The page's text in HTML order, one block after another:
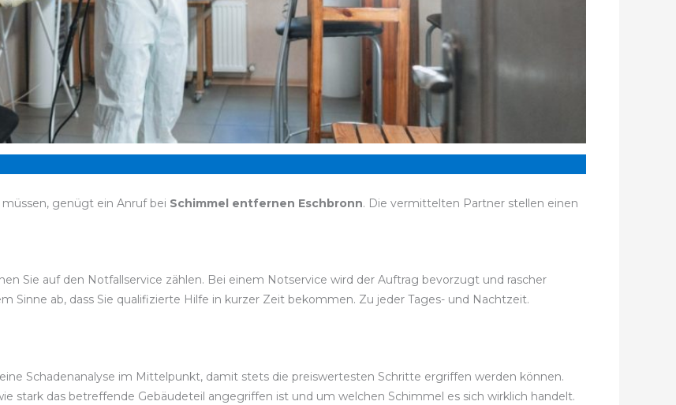
genügt ein Anruf bei Schimmel entfernen Eschbronn. Die vermittelten Partner stellen einen
Sie auf den Notfallservice zählen. Bei einem Notservice wird der Auftrag bevorzugt und rascher
Sinne ab, dass Sie qualifizierte Hilfe in kurzer Zeit bekommen. Zu jeder Tages- und Nachtzeit.
Schadenanalyse im Mittelpunkt, damit stets die preiswertesten Schritte ergriffen werden können.
stark das betreffende Gebäudeteil angegriffen ist und um welchen Schimmel es sich wirklich handelt.